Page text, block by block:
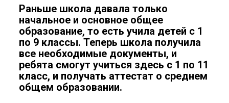
Раньше школа давала только
начальное и основное общее
образование, то есть учила детей с 1
по 9 классы. Теперь школа получила
все необходимые документы, и
ребята смогут учиться здесь с 1 по 11
класс, и получать аттестат о среднем
общем образовании.